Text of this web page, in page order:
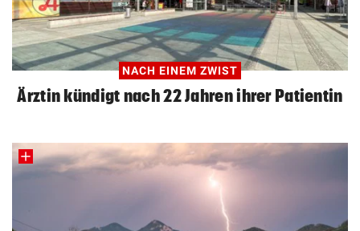
NACH EINEM ZWIST
Ärztin kündigt nach 22 Jahren ihrer Patientin